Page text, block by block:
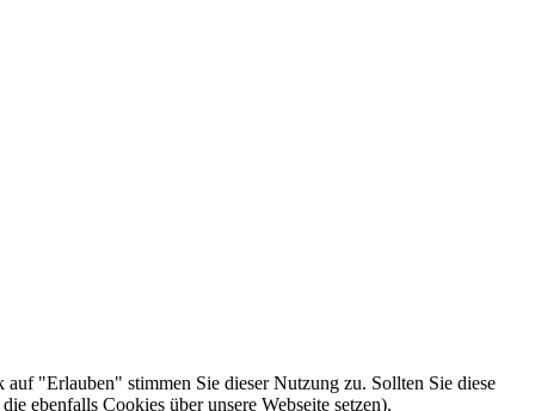
"Erlauben" stimmen Sie dieser Nutzung zu. Sollten Sie diese
ebenfalls Cookies über unsere Webseite setzen).